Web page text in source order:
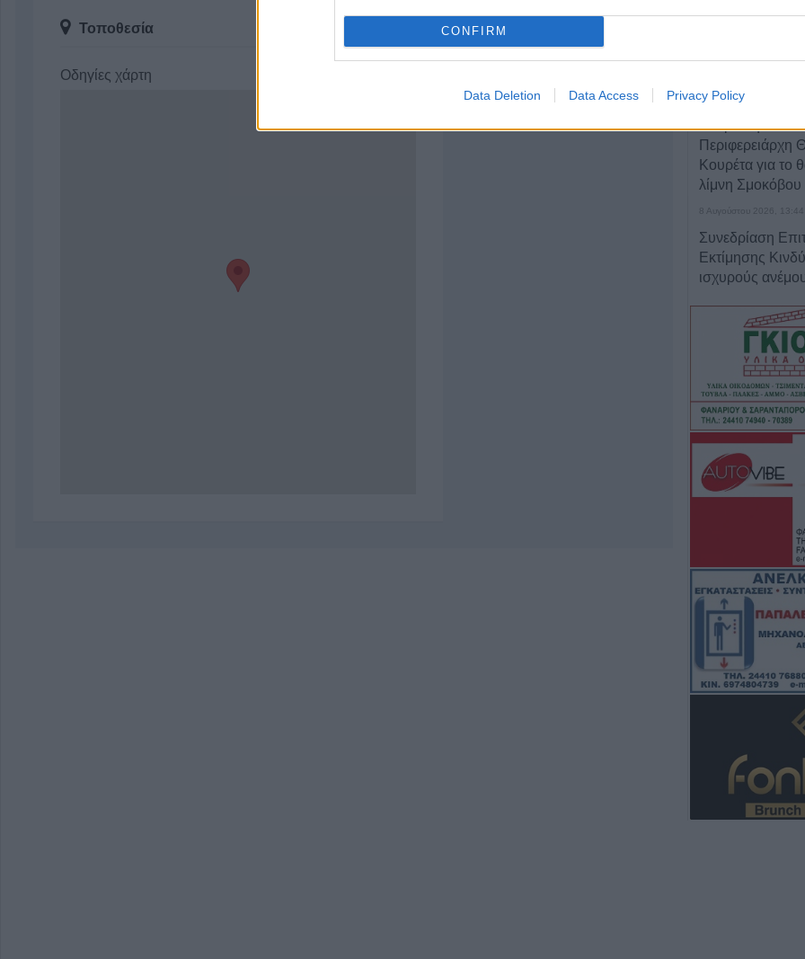
CONFIRM
Data Deletion Data Access Privacy Policy
Τοποθεσία
Οδηγίες χάρτη
Σε αναζήτηση
8 Αυγούστου 2026, 14:49
Ακυρώθηκε
Περιφερειάρχη
Κουρέτα για το
λίμνη Σμοκόβου
8 Αυγούστου 2026, 13:44
Συνεδρίαση
Εκτίμησης
ισχυρούς
8 Αυγούστου 2026, 13:30
Την Κυριακή 9
κηδεία του
Αντωνίου
8 Αυγούστου 2026, 13:02
Βλάβη στο
του Παλαμά το
Σαββάτου (8/8)
Λυκαβηττός:
προχωρημένη
κοντά στους
8 Αυγούστου 2026, 12:26
Απάτη με
ρεύματος στη
ευρώ και
8 Αυγούστου 2026, 12:23
“Take a break….
απολαυστικό
8 Αυγούστου 2026, 12:22
Συλλυπητήριο
ΣΥΡΙΖΑ-ΠΣ